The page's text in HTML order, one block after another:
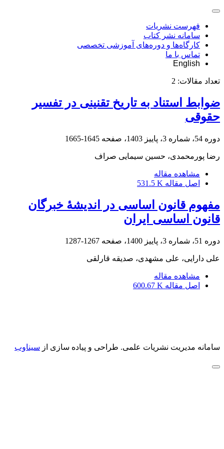
فهرست نشریات
سامانه نشر کتاب
کارگاه‌ها و دوره‌های آموزشی تخصصی
تماس با ما
English
تعداد مقالات: 2
ضوابط استناد به تاریخ تقنینی در تفسیر
حقوقی
دوره 54، شماره 3، پاییز 1403، صفحه 1645-1665
رضا پورمحمدی، حسین سیمایی صراف
مشاهده مقاله
اصل مقاله 531.5 K
مفهوم قانون اساسی در اندیشۀ خبرگان
قانون اساسی ایران
دوره 51، شماره 3، پاییز 1400، صفحه 1267-1287
علی دارایی، علی مشهدی، صدیقه قارلقی
مشاهده مقاله
اصل مقاله 600.67 K
سامانه مدیریت نشریات علمی. طراحی و پیاده سازی از سیناوب